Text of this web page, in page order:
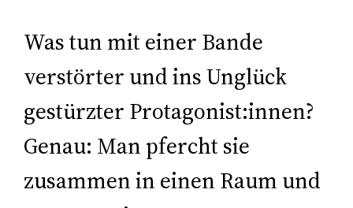
Was tun mit einer Bande
verstörter und ins Unglück
gestürzter Protagonist:innen?
Genau: Man pfercht sie
zusammen in einen Raum und